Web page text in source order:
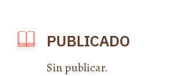
PUBLICADO
Sin publicar.